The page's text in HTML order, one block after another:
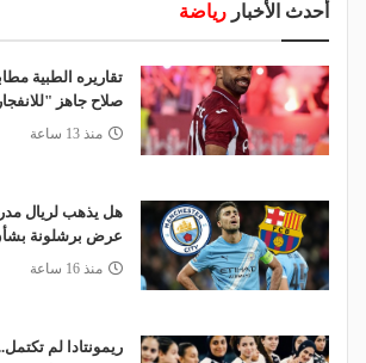
أحدث الأخبار رياضة
تقاريره الطبية
صلاح جاهز
منذ 13 ساعة
هل يذهب لريال
عرض برشلونة
منذ 16 ساعة
ريمونتادا لم